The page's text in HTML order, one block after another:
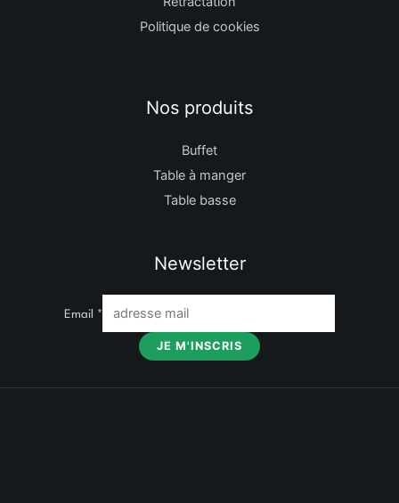
Politique de cookies
Nos produits
Buffet
Table à manger
Table basse
Newsletter
Email *
JE M'INSCRIS